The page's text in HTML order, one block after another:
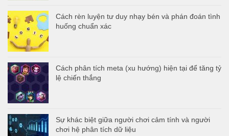
Cách rèn luyện tư duy nhạy bén và phán đoán tình
huống chuẩn xác
Cách phân tích meta (xu hướng) hiện tại để tăng tỷ
lệ chiến thắng
Sự khác biệt giữa người chơi cảm tính và người
chơi hệ phân tích dữ liệu